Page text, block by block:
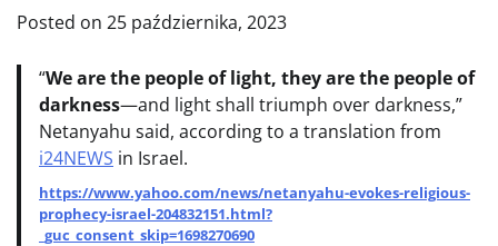
Posted on 25 października, 2023
“We are the people of light, they are the people of
darkness—and light shall triumph over darkness,”
Netanyahu said, according to a translation from
i24NEWS in Israel.
https://www.yahoo.com/news/netanyahu-evokes-religious-
prophecy-israel-204832151.html?
_guc_consent_skip=1698270690